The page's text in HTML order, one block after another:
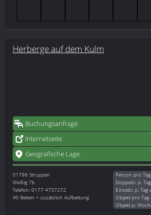
Herberge auf dem Kulm
Buchungsanfrage
Internetseite
Geografische Lage
01796 Struppen
Weißig 7b
Telefon: 0177 4737272
40 Betten + zusätzlich Aufbettung
Person pro
Doppelzi. p.
Einzelzi. p. Tag
Objekt pro Tag
Objekt p.